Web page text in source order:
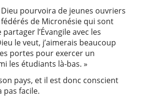
Dieu pourvoira de jeunes ouvriers
de Micronésie qui sont
l’Évangile avec les
le veut, j’aimerais beaucoup
portes pour exercer un
les étudiants là-bas. »
pays, et il est donc conscient
pas facile.